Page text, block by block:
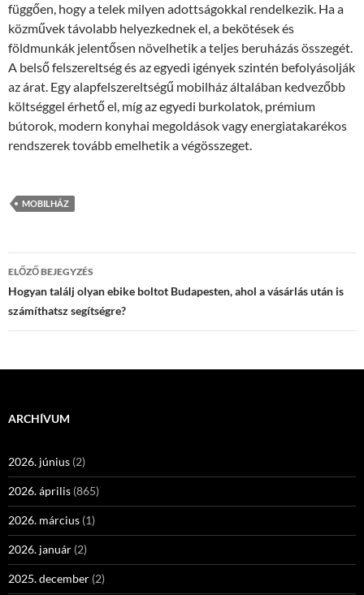
függően, hogy a telek milyen adottságokkal rendelkezik. Ha a
közművek távolabb helyezkednek el, a bekötések és
földmunkák jelentősen növelhetik a teljes beruházás összegét.
A belső felszereltség és az egyedi igények szintén befolyásolják
az árat. Egy alapfelszereltségű mobilház általában kedvezőbb
költséggel érhető el, míg az egyedi burkolatok, prémium
bútorok, modern konyhai megoldások vagy energiatakarékos
rendszerek tovább emelhetik a végösszeget.
MOBILHÁZ
Bejegyzés
navigáció
ELŐZŐ BEJEGYZÉS
Hogyan találj olyan ebike boltot Budapesten, ahol a vásárlás után is
számíthatsz segítségre?
ARCHÍVUM
2026. június (2)
2026. április (865)
2026. március (1)
2026. január (2)
2025. december (2)